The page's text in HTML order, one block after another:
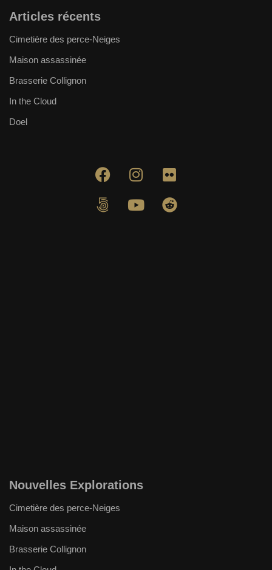
Articles récents
Cimetière des perce-Neiges
Maison assassinée
Brasserie Collignon
In the Cloud
Doel
Nouvelles Explorations
Cimetière des perce-Neiges
Maison assassinée
Brasserie Collignon